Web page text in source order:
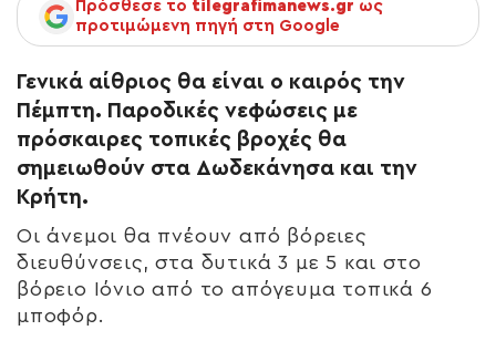
Πρόσθεσε το tilegrafimanews.gr ως
προτιμώμενη πηγή στη Google
Γενικά αίθριος θα είναι ο καιρός την
Πέμπτη. Παροδικές νεφώσεις με
πρόσκαιρες τοπικές βροχές θα
σημειωθούν στα Δωδεκάνησα και την
Κρήτη.
Οι άνεμοι θα πνέουν από βόρειες
διευθύνσεις, στα δυτικά 3 με 5 και στο
βόρειο Ιόνιο από το απόγευμα τοπικά 6
μποφόρ.